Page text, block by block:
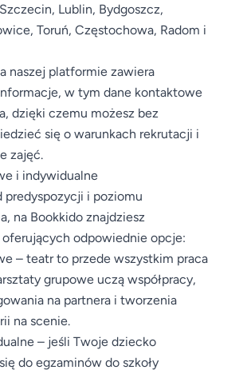
Lublin, Bydgoszcz,
Toruń, Częstochowa, Radom i
naszej platformie zawiera
w tym dane kontaktowe
dzięki czemu możesz bez
się o warunkach rekrutacji i
zajęć.
i indywidualne
predyspozycji i poziomu
na Bookkido znajdziesz
odpowiednie opcje:
– teatr to przede wszystkim praca
grupowe uczą współpracy,
na partnera i tworzenia
na scenie.
– jeśli Twoje dziecko
do egzaminów do szkoły